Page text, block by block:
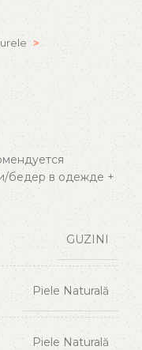
бедер в одежде +
GUZINI
Piele Naturală
Piele Naturală